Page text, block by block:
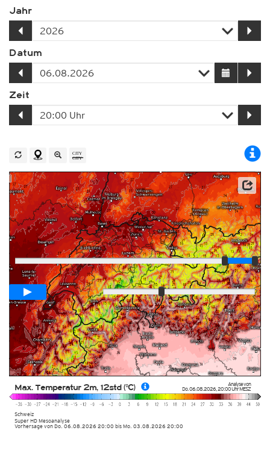
Meere und Seen
Jahr
Datum
Zeit
Analyse von
Do. 06.08.2026,20:00 UhrMESZ
Schweiz
Super HD Mesoanalyse
Max. Temperatur 2m, 12std (°C)
Vorhersage von Do. 06.08.2026 20:00 bis Mo. 03.08.2026 20:00
Player
Animationsspanne12 Tage
Schnell
Langsam